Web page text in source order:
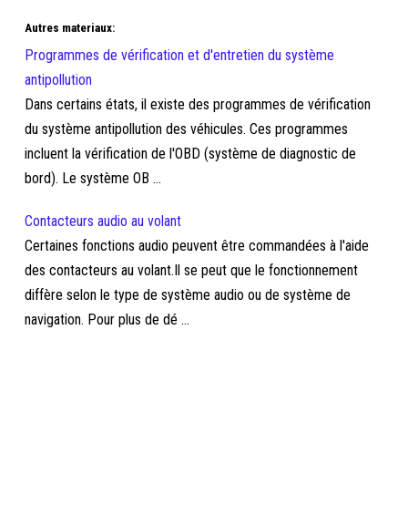
Autres materiaux:
Programmes de vérification et d'entretien du système
antipollution
Dans certains états, il existe des programmes de vérification
du système antipollution des véhicules. Ces programmes
incluent la vérification de l'OBD (système de diagnostic de
bord). Le système OB ...
Contacteurs audio au volant
Certaines fonctions audio peuvent être commandées à l'aide
des contacteurs au volant.Il se peut que le fonctionnement
diffère selon le type de système audio ou de système de
navigation. Pour plus de dé ...